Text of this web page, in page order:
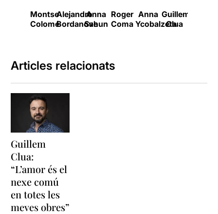
Montse
Colomé
Alejandro
Bordanove
Anna
Sahun
Roger
Coma
Anna
Ycobalzeta
Guillem
Clua
Articles relacionats
Guillem
Clua:
“L’amor és el
nexe comú
en totes les
meves obres”